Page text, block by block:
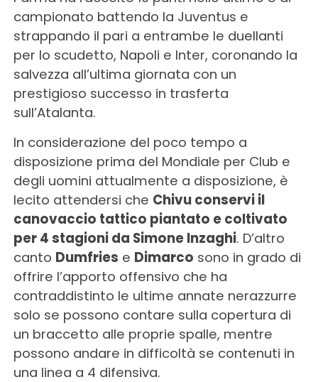
campionato battendo la Juventus e
strappando il pari a entrambe le duellanti
per lo scudetto, Napoli e Inter, coronando la
salvezza all’ultima giornata con un
prestigioso successo in trasferta
sull’Atalanta.
In considerazione del poco tempo a
disposizione prima del Mondiale per Club e
degli uomini attualmente a disposizione, è
lecito attendersi che Chivu conservi il
canovaccio tattico piantato e coltivato
per 4 stagioni da Simone Inzaghi. D’altro
canto Dumfries e Dimarco sono in grado di
offrire l’apporto offensivo che ha
contraddistinto le ultime annate nerazzurre
solo se possono contare sulla copertura di
un braccetto alle proprie spalle, mentre
possono andare in difficoltà se contenuti in
una linea a 4 difensiva.